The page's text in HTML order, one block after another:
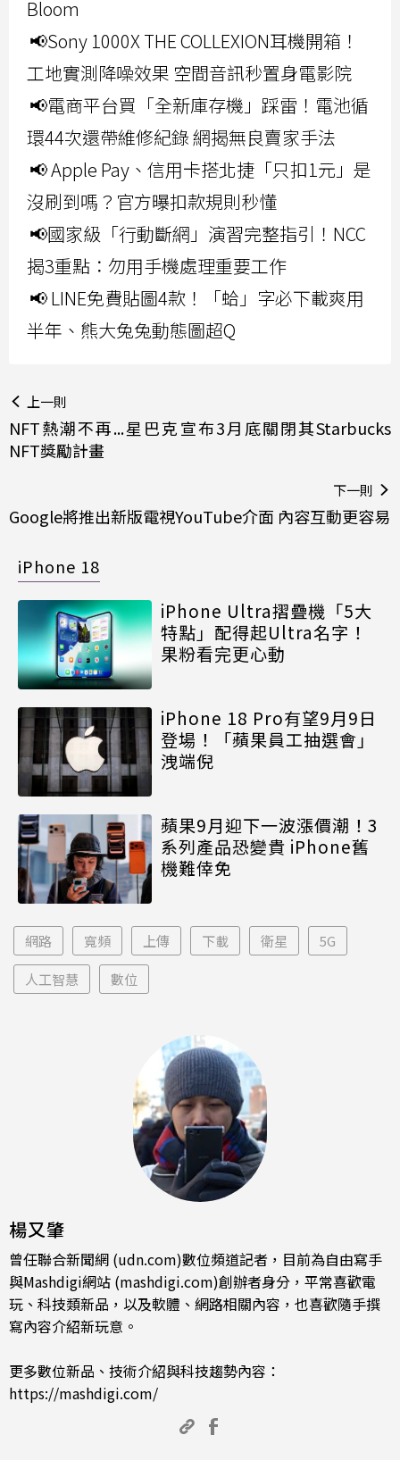
Bloom
📢Sony 1000X THE COLLEXION耳機開箱！
工地實測降噪效果 空間音訊秒置身電影院
📢電商平台買「全新庫存機」踩雷！電池循
環44次還帶維修紀錄 網揭無良賣家手法
📢 Apple Pay、信用卡搭北捷「只扣1元」是
沒刷到嗎？官方曝扣款規則秒懂
📢國家級「行動斷網」演習完整指引！NCC
揭3重點：勿用手機處理重要工作
📢 LINE免費貼圖4款！「蛤」字必下載爽用
半年、熊大兔兔動態圖超Q
上一則
NFT熱潮不再...星巴克宣布3月底關閉其Starbucks
NFT獎勵計畫
下一則
Google將推出新版電視YouTube介面 內容互動更容易
iPhone 18
iPhone Ultra摺疊機「5大
特點」配得起Ultra名字！
果粉看完更心動
iPhone 18 Pro有望9月9日
登場！「蘋果員工抽選會」
洩端倪
蘋果9月迎下一波漲價潮！3
系列產品恐變貴 iPhone舊
機難倖免
網路 寬頻 上傳 下載 衛星 5G
人工智慧 數位
楊又肇
曾任聯合新聞網 (udn.com)數位頻道記者，目前為自由寫手
與Mashdigi網站 (mashdigi.com)創辦者身分，平常喜歡電
玩、科技類新品，以及軟體、網路相關內容，也喜歡隨手撰
寫內容介紹新玩意。
更多數位新品、技術介紹與科技趨勢內容：
https://mashdigi.com/